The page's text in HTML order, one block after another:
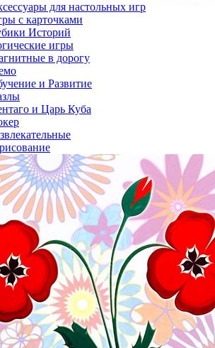
для настольных игр
с карточками
Историй
игры
в дорогу
и Развитие
и Царь Куба